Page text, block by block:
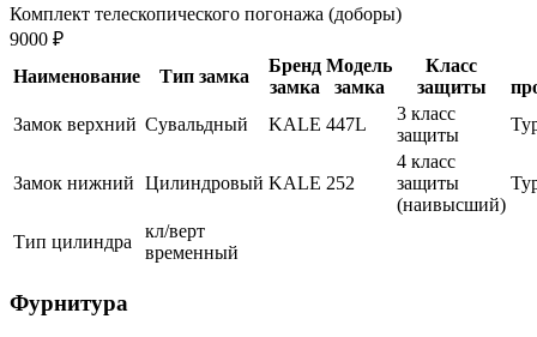
Комплект телескопического погонажа (доборы)
9000 ₽
Наименование
Тип замка
Бренд
замка
Модель
замка
Класс
защиты
Замок верхний Сувальдный KALE 447L
3 класс
защиты
Замок нижний Цилиндровый KALE 252
4 класс
защиты
(наивысший)
Тип цилиндра
кл/верт
временный
Фурнитура